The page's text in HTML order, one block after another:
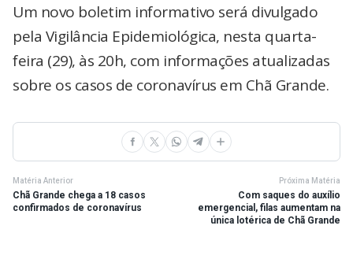
Um novo boletim informativo será divulgado
pela Vigilância Epidemiológica, nesta quarta-
feira (29), às 20h, com informações atualizadas
sobre os casos de coronavírus em Chã Grande.
Matéria Anterior
Chã Grande chega a 18 casos
confirmados de coronavírus
Próxima Matéria
Com saques do auxílio
emergencial, filas aumentam na
única lotérica de Chã Grande